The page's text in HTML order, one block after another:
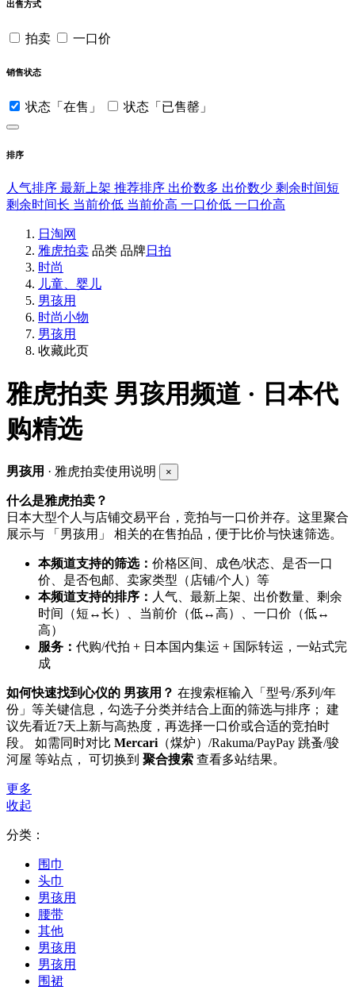
出售方式
拍卖 一口价
销售状态
状态「在售」 状态「已售罄」
排序
人气排序 最新上架 推荐排序 出价数多 出价数少 剩余时间短
剩余时间长 当前价低 当前价高 一口价低 一口价高
日淘网
雅虎拍卖 品类 品牌日拍
时尚
儿童、婴儿
男孩用
时尚小物
男孩用
收藏此页
雅虎拍卖 男孩用频道 · 日本代
购精选
男孩用 · 雅虎拍卖使用说明 ×
什么是雅虎拍卖？
日本大型个人与店铺交易平台，竞拍与一口价并存。这里聚合
展示与 「男孩用」 相关的在售拍品，便于比价与快速筛选。
本频道支持的筛选： 价格区间、成色/状态、是否一口
价、是否包邮、卖家类型（店铺/个人）等
本频道支持的排序： 人气、最新上架、出价数量、剩余
时间（短↔长）、当前价（低↔高）、一口价（低↔
高）
服务： 代购/代拍 + 日本国内集运 + 国际转运，一站式完
成
如何快速找到心仪的 男孩用？ 在搜索框输入「型号/系列/年
份」等关键信息，勾选子分类并结合上面的筛选与排序； 建
议先看近7天上新与高热度，再选择一口价或合适的竞拍时
段。 如需同时对比 Mercari （煤炉）/Rakuma/PayPay 跳蚤/骏
河屋 等站点， 可切换到 聚合搜索 查看多站结果。
更多
收起
分类：
围巾
头巾
男孩用
腰带
其他
男孩用
男孩用
围裙